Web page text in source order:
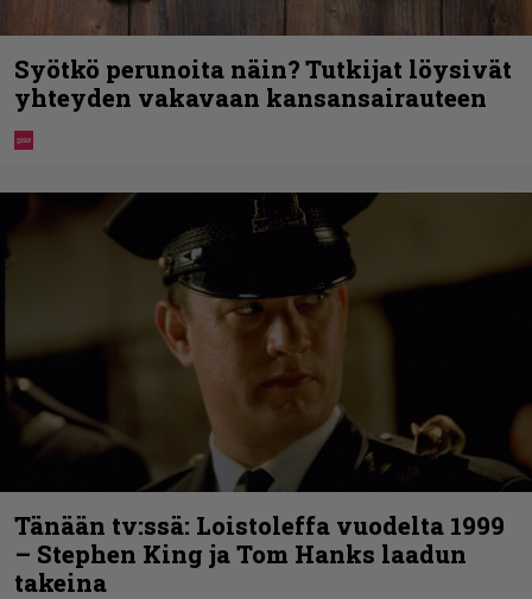
Syötkö perunoita näin? Tutkijat löysivät
yhteyden vakavaan kansansairauteen
Tänään tv:ssä: Loistoleffa vuodelta 1999
– Stephen King ja Tom Hanks laadun
takeina